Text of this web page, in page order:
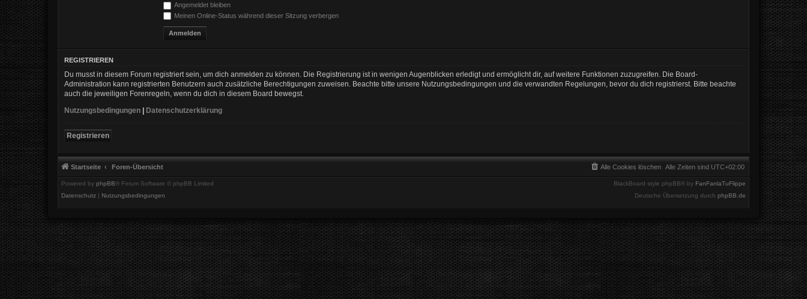
Angemeldet bleiben
Meinen Online-Status während dieser Sitzung verbergen
REGISTRIEREN
Du musst in diesem Forum registriert sein, um dich anmelden zu können. Die Registrierung ist in wenigen Augenblicken erledigt und ermöglicht dir, auf weitere Funktionen zuzugreifen. Die Board-
Administration kann registrierten Benutzern auch zusätzliche Berechtigungen zuweisen. Beachte bitte unsere Nutzungsbedingungen und die verwandten Regelungen, bevor du dich registrierst. Bitte beachte
auch die jeweiligen Forenregeln, wenn du dich in diesem Board bewegst.
Nutzungsbedingungen | Datenschutzerklärung
Registrieren
Startseite Foren-Übersicht Alle Zeiten sind UTC+02:00
Alle Cookies löschen
Powered by phpBB® Forum Software © phpBB Limited BlackBoard style phpBB® by FanFanlaTuFlippe
Deutsche Übersetzung durch phpBB.de
Datenschutz | Nutzungsbedingungen